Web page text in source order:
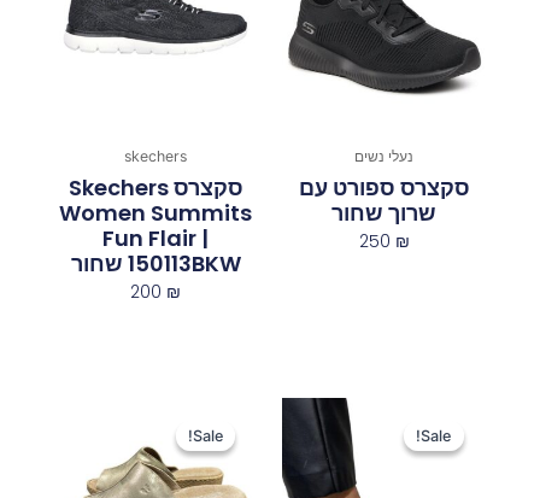
נעלי נשים
סקצרס ספורט עם
שרוך שחור
250 ₪
skechers
סקצרס Skechers
Women Summits
Fun Flair |
150113BKW‏ ‏שחור
200 ₪
Sale!
Sale!
המחיר
המקורי
היה:
279 ₪.
המחיר
הנוכחי
הוא:
119 ₪.
Sale!
Sale!
היה:
290 ₪.
200 ₪.